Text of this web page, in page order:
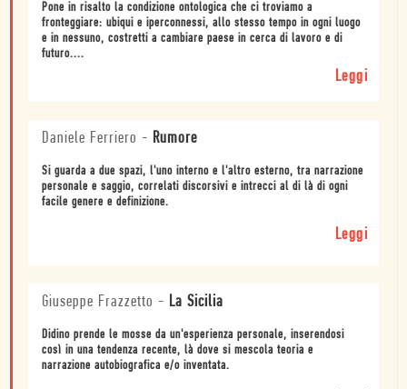
Pone in risalto la condizione ontologica che ci troviamo a
fronteggiare: ubiqui e iperconnessi, allo stesso tempo in ogni luogo
e in nessuno, costretti a cambiare paese in cerca di lavoro e di
futuro....
Leggi
Daniele Ferriero - Rumore
Si guarda a due spazi, l'uno interno e l'altro esterno, tra narrazione
personale e saggio, correlati discorsivi e intrecci al di là di ogni
facile genere e definizione.
Leggi
Giuseppe Frazzetto - La Sicilia
Didino prende le mosse da un'esperienza personale, inserendosi
così in una tendenza recente, là dove si mescola teoria e
narrazione autobiografica e/o inventata.